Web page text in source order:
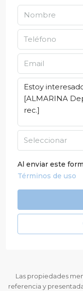
Seleccionar
Al enviar este
Términos de uso
Las propiedades
referencia y